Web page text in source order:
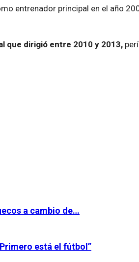
entrenador principal en el año
que dirigió entre 2010 y 2013,
a cambio de…
está el fútbol”